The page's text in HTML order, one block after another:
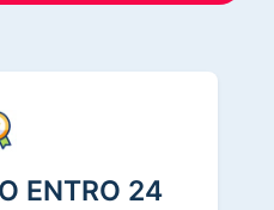
ENTRO 24